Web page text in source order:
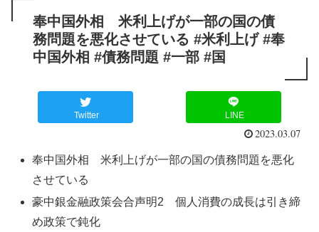
奉中国外相 米利上げが一部の国の債
務問題を悪化させている #米利上げ #奉
中国外相 #債務問題 #一部 #国
Twitter LINE
2023.03.07
奉中国外相 米利上げが一部の国の債務問題を悪化
させている
豪中銀金融政策会合声明2 個人消費の成長は引き締
め政策で鈍化